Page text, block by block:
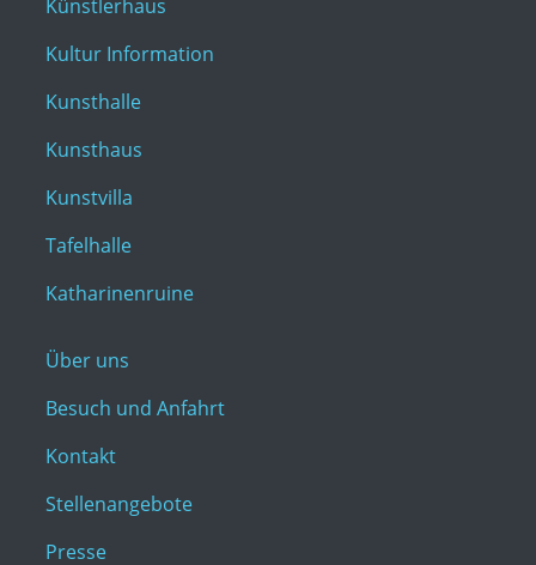
Künstlerhaus
Kultur Information
Kunsthalle
Kunsthaus
Kunstvilla
Tafelhalle
Katharinenruine
Über uns
Besuch und Anfahrt
Kontakt
Stellenangebote
Presse